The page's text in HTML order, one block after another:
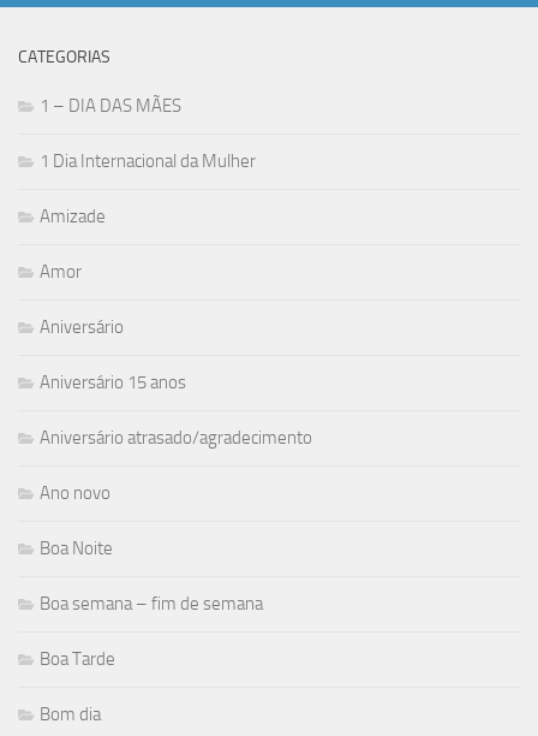
CATEGORIAS
1 – DIA DAS MÃES
1 Dia Internacional da Mulher
Amizade
Amor
Aniversário
Aniversário 15 anos
Aniversário atrasado/agradecimento
Ano novo
Boa Noite
Boa semana – fim de semana
Boa Tarde
Bom dia